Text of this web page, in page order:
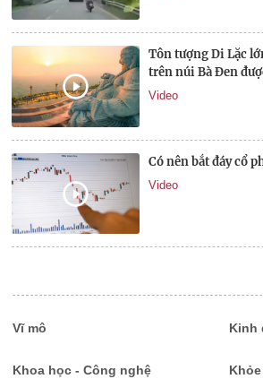
Tôn tượng Di Lặc
trên núi Bà Đen
Video
Có nên bắt đáy cổ
Video
Vĩ mô Kinh
Khoa học - Công nghệ